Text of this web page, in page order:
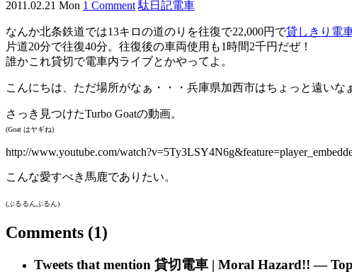
2011.02.21 Mon 1 Comment 駄日記電車
なんか北条鉄道では13キロの道のりを往復で22,000円で貸しきり電
片道20分で往復40分。往復後の車両使用も1時間2千円だぜ！
誰かこれ貸切で電車内ライブとかやってよ。
こんにちは、ただ場所がなぁ・・・兵庫県加西市はちょっと遠い
さっき見つけたTurbo Goatの動画。
(Goat はヤギね)
http://www.youtube.com/
こんな愛すべき馬鹿でありたい。
(ぶるるんぶるん)
Comments (1)
Tweets that mention 貸切電車 | Moral Hazard!! —